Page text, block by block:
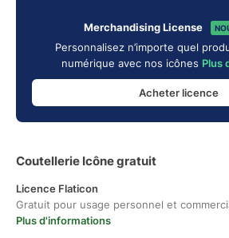
Merchandising License
Personnalisez n’importe quel
numérique avec nos icônes Plus
Acheter licence
Coutellerie Icône gratuit
Licence Flaticon
Gratuit pour usage personnel et
Plus d'informations